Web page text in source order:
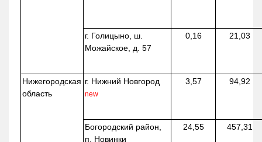
г. Голицыно, ш.
Можайское, д. 57
0,16 21,03
Нижегородская
область
г. Нижний Новгород
new
3,57 94,92
Богородский район,
п. Новинки
24,55 457,31